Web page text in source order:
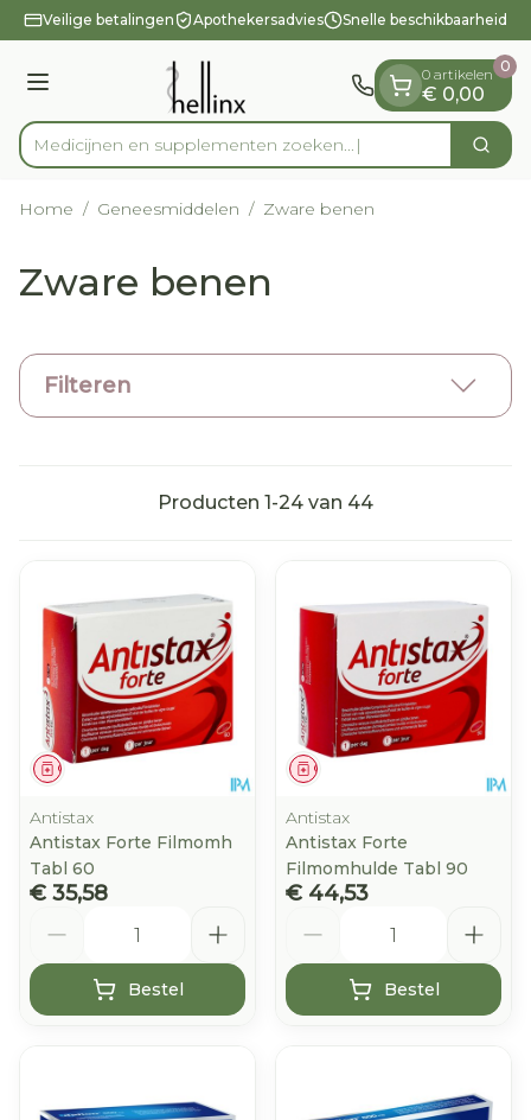
Ga naar de inhoud
1 van 1
Veilige betalingen Apothekersadvies Snelle beschikbaarheid
Menu
Product, merk, categorie...
Medicijnen en supplementen Zoek
0 artikelen
€ 0,00
0
Home / Geneesmiddelen / Zware benen
Zware benen
Filteren
Producten 1-24 van 44
Geneesmiddel
Antistax
Antistax Forte Filmomh
Tabl 60
€ 35,58
Bestel
Geneesmiddel
Antistax
Antistax Forte
Filmomhulde Tabl 90
€ 44,53
Bestel